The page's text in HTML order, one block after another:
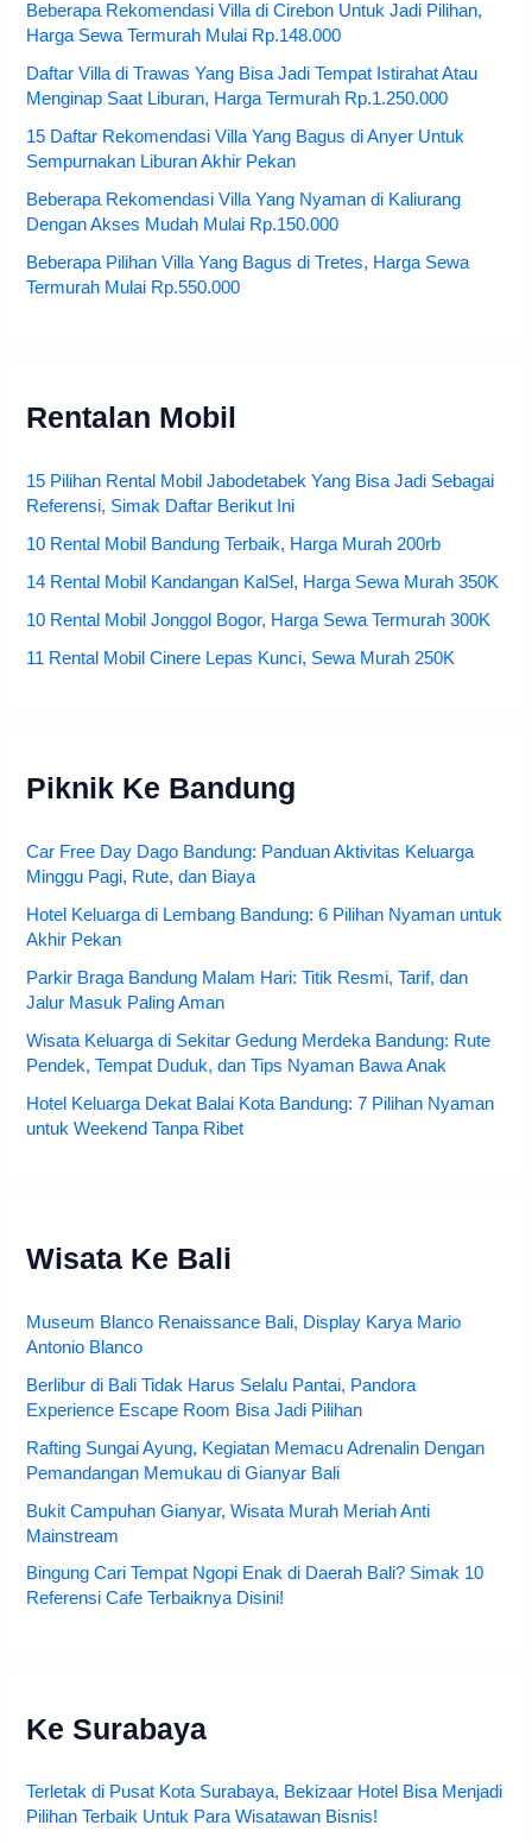
Beberapa Rekomendasi Villa di Cirebon Untuk Jadi Pilihan,
Harga Sewa Termurah Mulai Rp.148.000
Daftar Villa di Trawas Yang Bisa Jadi Tempat Istirahat Atau
Menginap Saat Liburan, Harga Termurah Rp.1.250.000
15 Daftar Rekomendasi Villa Yang Bagus di Anyer Untuk
Sempurnakan Liburan Akhir Pekan
Beberapa Rekomendasi Villa Yang Nyaman di Kaliurang
Dengan Akses Mudah Mulai Rp.150.000
Beberapa Pilihan Villa Yang Bagus di Tretes, Harga Sewa
Termurah Mulai Rp.550.000
Rentalan Mobil
15 Pilihan Rental Mobil Jabodetabek Yang Bisa Jadi Sebagai
Referensi, Simak Daftar Berikut Ini
10 Rental Mobil Bandung Terbaik, Harga Murah 200rb
14 Rental Mobil Kandangan KalSel, Harga Sewa Murah 350K
10 Rental Mobil Jonggol Bogor, Harga Sewa Termurah 300K
11 Rental Mobil Cinere Lepas Kunci, Sewa Murah 250K
Piknik Ke Bandung
Car Free Day Dago Bandung: Panduan Aktivitas Keluarga
Minggu Pagi, Rute, dan Biaya
Hotel Keluarga di Lembang Bandung: 6 Pilihan Nyaman untuk
Akhir Pekan
Parkir Braga Bandung Malam Hari: Titik Resmi, Tarif, dan
Jalur Masuk Paling Aman
Wisata Keluarga di Sekitar Gedung Merdeka Bandung: Rute
Pendek, Tempat Duduk, dan Tips Nyaman Bawa Anak
Hotel Keluarga Dekat Balai Kota Bandung: 7 Pilihan Nyaman
untuk Weekend Tanpa Ribet
Wisata Ke Bali
Museum Blanco Renaissance Bali, Display Karya Mario
Antonio Blanco
Berlibur di Bali Tidak Harus Selalu Pantai, Pandora
Experience Escape Room Bisa Jadi Pilihan
Rafting Sungai Ayung, Kegiatan Memacu Adrenalin Dengan
Pemandangan Memukau di Gianyar Bali
Bukit Campuhan Gianyar, Wisata Murah Meriah Anti
Mainstream
Bingung Cari Tempat Ngopi Enak di Daerah Bali? Simak 10
Referensi Cafe Terbaiknya Disini!
Ke Surabaya
Terletak di Pusat Kota Surabaya, Bekizaar Hotel Bisa Menjadi
Pilihan Terbaik Untuk Para Wisatawan Bisnis!